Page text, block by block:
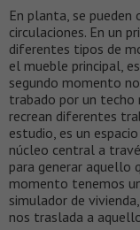
En planta, se
circulaciones. En un
diferentes tipos de
el mueble principal,
segundo momento
trabado por un techo
recrean diferentes
estudio, es un
núcleo central a
para generar aquello
momento tenemos
simulador de
nos traslada a